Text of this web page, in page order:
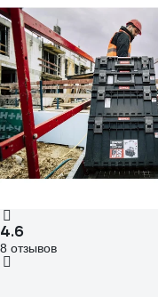
4.6
8 отзывов